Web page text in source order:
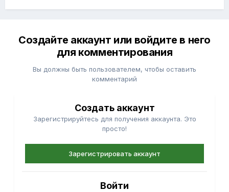
Создайте аккаунт или войдите в него
для комментирования
Вы должны быть пользователем, чтобы оставить
комментарий
Создать аккаунт
Зарегистрируйтесь для получения аккаунта. Это
просто!
Зарегистрировать аккаунт
Войти